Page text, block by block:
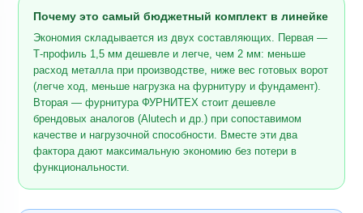
Почему это самый бюджетный комплект в линейке
Экономия складывается из двух составляющих. Первая —
Т-профиль 1,5 мм дешевле и легче, чем 2 мм: меньше
расход металла при производстве, ниже вес готовых ворот
(легче ход, меньше нагрузка на фурнитуру и фундамент).
Вторая — фурнитура ФУРНИТЕХ стоит дешевле
брендовых аналогов (Alutech и др.) при сопоставимом
качестве и нагрузочной способности. Вместе эти два
фактора дают максимальную экономию без потери в
функциональности.